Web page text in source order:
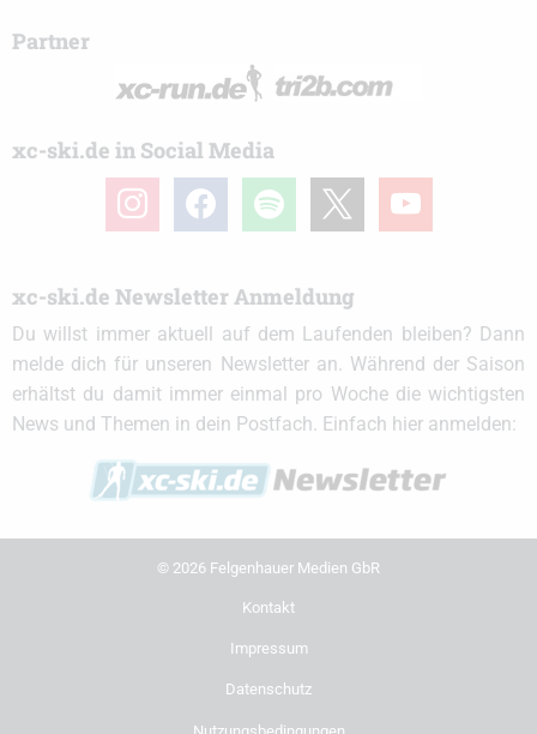
Partner
xc-ski.de in Social Media
instagramfacebook spotify youtube
xc-ski.de Newsletter Anmeldung
Du willst immer aktuell auf dem Laufenden bleiben? Dann
melde dich für unseren Newsletter an. Während der Saison
erhältst du damit immer einmal pro Woche die wichtigsten
News und Themen in dein Postfach. Einfach hier anmelden:
© 2026 Felgenhauer Medien GbR
Kontakt
Impressum
Datenschutz